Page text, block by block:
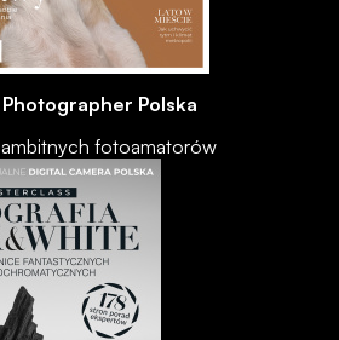
Polska
fotoamatorów